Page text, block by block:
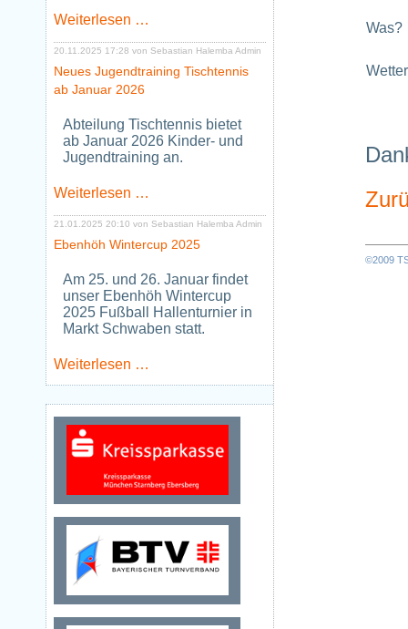
Weiterlesen …
Mitgliederversammlung
2025
20.11.2025 17:28 von Sebastian Halemba Admin
Neues Jugendtraining Tischtennis
ab Januar 2026
Abteilung Tischtennis bietet
ab Januar 2026 Kinder- und
Jugendtraining an.
Weiterlesen …
Tischtennis
ab
2026
21.01.2025 20:10 von Sebastian Halemba Admin
Ebenhöh Wintercup 2025
Am 25. und 26. Januar findet
unser Ebenhöh Wintercup
2025 Fußball Hallenturnier in
Markt Schwaben statt.
Weiterlesen …
Was?
©2009